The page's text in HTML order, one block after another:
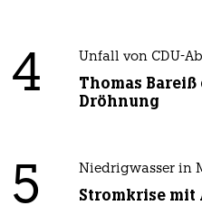
4 Unfall von CDU-
Thomas
Dröhnung
5 Niedrigwasser in
Stromkrise mit